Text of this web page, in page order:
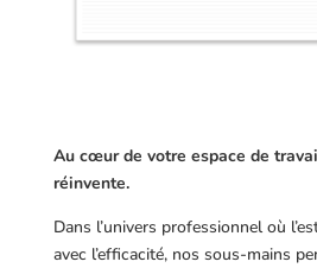
Au cœur de votre espace de
réinvente.
Dans l’univers professionnel où
avec l’efficacité, nos sous-mains